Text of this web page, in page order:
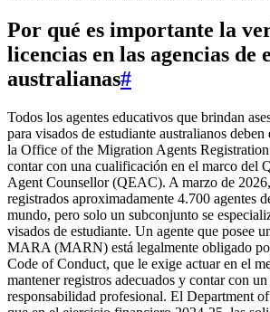
Por qué es importante la
licencias en las agencias de
australianas#
Todos los agentes educativos que brindan
para visados de estudiante australianos deben
la Office of the Migration Agents
contar con una cualificación en el marco del
Agent Counsellor (QEAC). A marzo de
registrados aproximadamente 4.700 agentes
mundo, pero solo un subconjunto se
visados de estudiante. Un agente que posee
MARA (MARN) está legalmente obligado
Code of Conduct, que le exige actuar en el
mantener registros adecuados y contar con
responsabilidad profesional. El Department